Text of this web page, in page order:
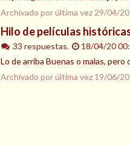
Archivado por última vez 29/04/
Hilo de películas
33 respuestas.
18/04/20
Lo de arriba Buenas o malas,
Archivado por última vez 19/06/